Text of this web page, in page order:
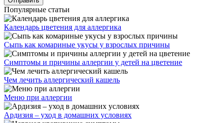
Популярные статьи
Календарь цветения для аллергика
Сыпь как комариные укусы у взрослых причины
Симптомы и причины аллергии у детей на цветение
Чем лечить аллергический кашель
Меню при аллергии
Ардизия – уход в домашних условиях